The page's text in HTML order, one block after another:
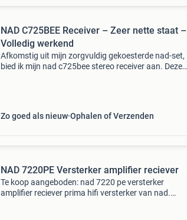
NAD C725BEE Receiver – Zeer nette staat –
Volledig werkend
Afkomstig uit mijn zorgvuldig gekoesterde nad-set,
bied ik mijn nad c725bee stereo receiver aan. Deze
Zo goed als nieuw Ophalen of Verzenden
NAD 7220PE Versterker amplifier reciever
Te koop aangeboden: nad 7220 pe versterker
amplifier reciever prima hifi versterker van nad.